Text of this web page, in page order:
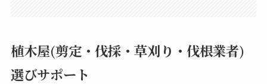
植木屋(剪定・伐採・草刈り・伐根業者)
選びサポート